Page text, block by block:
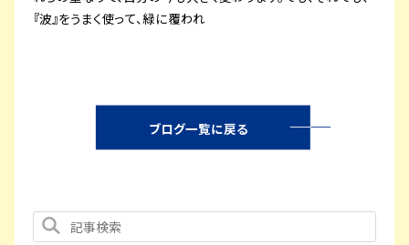
『波』をうまく使って、緑に覆われ
ブログ一覧に戻る